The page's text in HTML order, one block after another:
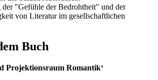
der "Gefühle der Bedrohtheit" und der
von Literatur im gesellschaftlichen
Buch
Projektionsraum Romantik‘